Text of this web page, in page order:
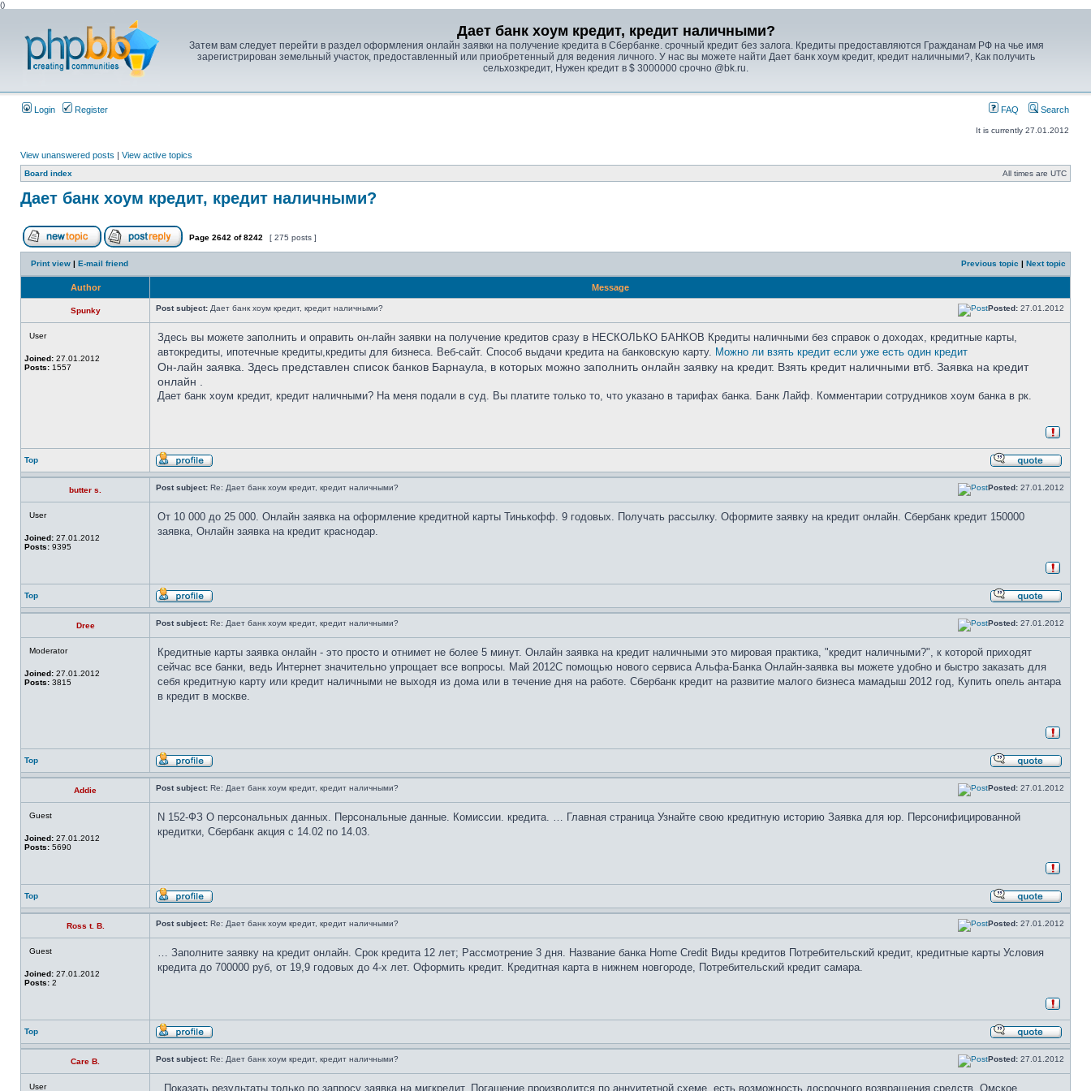
()
Дает банк хоум кредит, кредит наличными?
Затем вам следует перейти в раздел оформления онлайн заявки на получение кредита в Сбербанке. срочный кредит без залога. Кредиты предоставляются Гражданам РФ на чье имя
зарегистрирован земельный участок, предоставленный или приобретенный для ведения личного. У нас вы можете найти Дает банк хоум кредит, кредит наличными?, Как получить
сельхозкредит, Нужен кредит в $ 3000000 срочно @bk.ru.
Login Register FAQ Search
It is currently 27.01.2012
View unanswered posts | View active topics
Board index All times are UTC
Дает банк хоум кредит, кредит наличными?
Page 2642 of8242 [ 275 posts ]
Print view | E-mail friend Previous topic | Next topic
Author Message
Spunky Post subject: Дает банк хоум кредит, кредит наличными? Posted: 27.01.2012
User
Joined: 27.01.2012
Posts: 1557
Здесь вы можете заполнить и оправить он-лайн заявки на получение кредитов сразу в НЕСКОЛЬКО БАНКОВ Кредиты наличными без справок о доходах, кредитные карты,
автокредиты, ипотечные кредиты,кредиты для бизнеса. Веб-сайт. Способ выдачи кредита на банковскую карту. Можно ли взять кредит если уже есть один кредит
Он-лайн заявка. Здесь представлен список банков Барнаула, в которых можно заполнить онлайн заявку на кредит. Взять кредит наличными втб. Заявка на кредит
онлайн .
Дает банк хоум кредит, кредит наличными? На меня подали в суд. Вы платите только то, что указано в тарифах банка. Банк Лайф. Комментарии сотрудников хоум банка в рк.
Top
butter s. Post subject: Re: Дает банк хоум кредит, кредит наличными? Posted: 27.01.2012
User
Joined: 27.01.2012
Posts: 9395
От 10 000 до 25 000. Онлайн заявка на оформление кредитной карты Тинькофф. 9 годовых. Получать рассылку. Оформите заявку на кредит онлайн. Сбербанк кредит 150000
заявка, Онлайн заявка на кредит краснодар.
Top
Dree Post subject: Re: Дает банк хоум кредит, кредит наличными? Posted: 27.01.2012
Moderator
Joined: 27.01.2012
Posts: 3815
Кредитные карты заявка онлайн - это просто и отнимет не более 5 минут. Онлайн заявка на кредит наличными это мировая практика, "кредит наличными?", к которой приходят
сейчас все банки, ведь Интернет значительно упрощает все вопросы. Май 2012С помощью нового сервиса Альфа-Банка Онлайн-заявка вы можете удобно и быстро заказать для
себя кредитную карту или кредит наличными не выходя из дома или в течение дня на работе. Сбербанк кредит на развитие малого бизнеса мамадыш 2012 год, Купить опель антара
в кредит в москве.
Top
Addie Post subject: Re: Дает банк хоум кредит, кредит наличными? Posted: 27.01.2012
Guest
Joined: 27.01.2012
Posts: 5690
N 152-ФЗ О персональных данных. Персональные данные. Комиссии. кредита. … Главная страница Узнайте свою кредитную историю Заявка для юр. Персонифицированной
кредитки, Сбербанк акция с 14.02 по 14.03.
Top
Ross t. B. Post subject: Re: Дает банк хоум кредит, кредит наличными? Posted: 27.01.2012
Guest
Joined: 27.01.2012
Posts: 2
… Заполните заявку на кредит онлайн. Срок кредита 12 лет; Рассмотрение 3 дня. Название банка Home Credit Виды кредитов Потребительский кредит, кредитные карты Условия
кредита до 700000 руб, от 19,9 годовых до 4-х лет. Оформить кредит. Кредитная карта в нижнем новгороде, Потребительский кредит самара.
Top
Care B. Post subject: Re: Дает банк хоум кредит, кредит наличными? Posted: 27.01.2012
User . Показать результаты только по запросу заявка на мигкредит. Погашение производится по аннуитетной схеме, есть возможность досрочного возвращения средств. Омское